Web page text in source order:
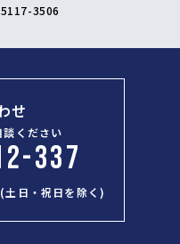
3506
せ
談ください
337
日・祝日を除く)